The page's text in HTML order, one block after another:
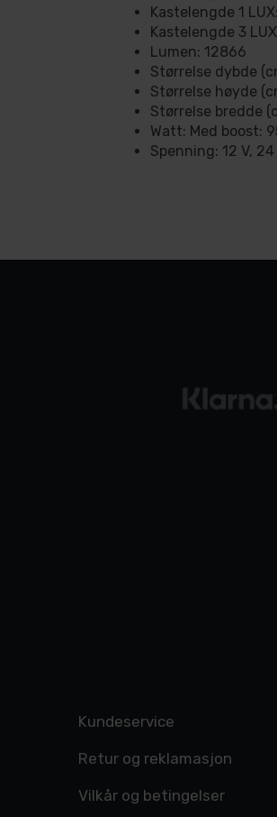
Kastelengde 1
Kastelengde 3
Lumen: 12866
Størrelse dybde
Størrelse høyde
Størrelse bredde
Watt: Med boost:
Spenning: 12 V, 24
Kundeservice
Retur og reklamasjon
Vilkår og betingelser